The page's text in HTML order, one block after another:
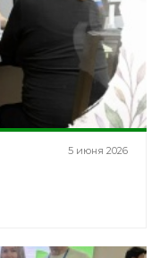
5 июня 2026